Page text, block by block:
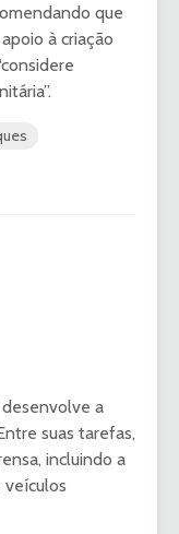
que
à criação
a
suas tarefas,
incluindo a